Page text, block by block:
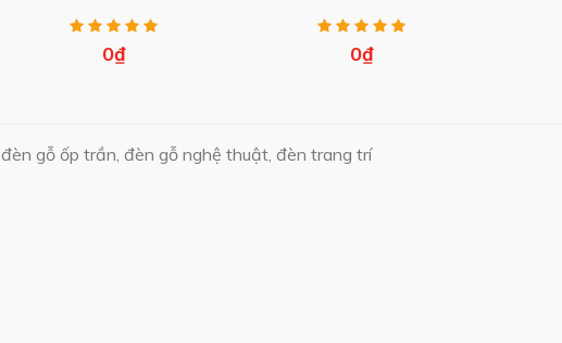
0₫ 0₫
đèn gỗ ốp trần, đèn gỗ nghệ thuật, đèn trang trí